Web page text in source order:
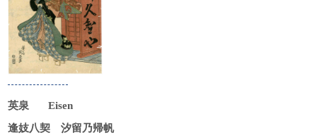
英泉
Eisen
逢妓八契 汐留乃帰帆